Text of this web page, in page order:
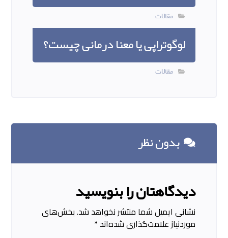
مقالات
لوگوتراپی یا معنا درمانی چیست؟
مقالات
بدون نظر
دیدگاهتان را بنویسید
نشانی ایمیل شما منتشر نخواهد شد.بخش‌های
موردنیاز علامت‌گذاری شده‌اند *